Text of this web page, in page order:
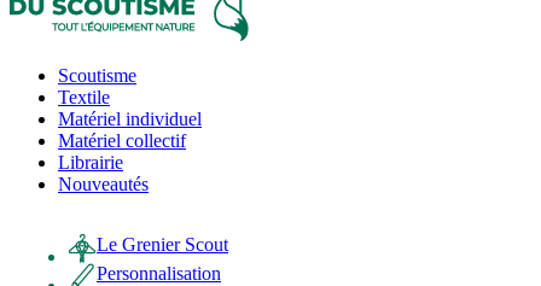
Scoutisme
Textile
Matériel individuel
Matériel collectif
Librairie
Nouveautés
Le Grenier Scout
Personnalisation